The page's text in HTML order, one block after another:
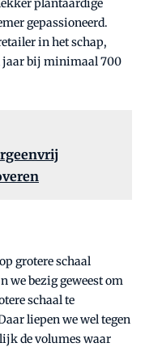
plantaardige
gepassioneerd.
in het schap,
jaar bij minimaal 700
grotere schaal
we bezig geweest om
schaal te
liepen we wel tegen
de volumes waar